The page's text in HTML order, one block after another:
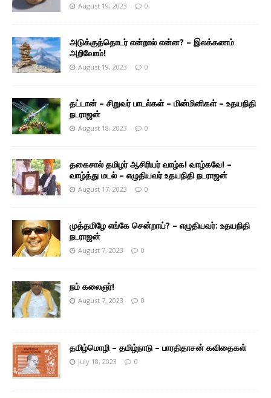
August 19, 2023 0
அடுக்குத்தொடர் என்றால் என்ன? – இலக்கணம்
அறிவோம்!
August 19, 2023 0
தட்டான் – சிறுவர் பாடல்கள் – மின்மினிகள் – உதயநிதி
நடராஜன்
August 18, 2023 0
தகைசால் தமிழர் ஆசிரியர் வாழ்க! வாழ்கவே! –
வாழ்த்து மடல் – எழுதியவர் உதயநிதி நடராஜன்
August 17, 2023 0
முத்தமிழே எங்கே சென்றாய்? – எழுதியவர்: உதயநிதி
நடராஜன்
August 7, 2023 0
நம் கலைஞர்!
August 7, 2023 0
தமிழ்மொழி – தமிழ்நாடு – பாரதிதாசன் கவிதைகள்
July 18, 2023 0